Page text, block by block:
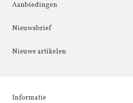
Aanbiedingen
Nieuwsbrief
Nieuwe artikelen
Informatie